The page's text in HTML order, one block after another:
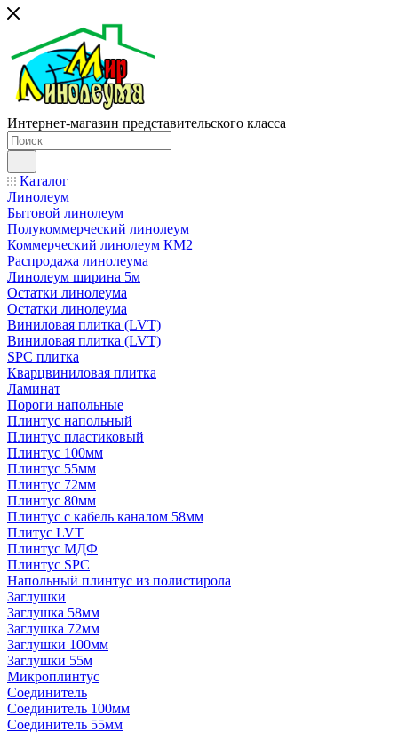
Интернет-магазин представительского класса
Каталог
Линолеум
Бытовой линолеум
Полукоммерческий линолеум
Коммерческий линолеум КМ2
Распродажа линолеума
Линолеум ширина 5м
Остатки линолеума
Остатки линолеума
Виниловая плитка (LVT)
Виниловая плитка (LVT)
SPC плитка
Кварцвиниловая плитка
Ламинат
Пороги напольные
Плинтус напольный
Плинтус пластиковый
Плинтус 100мм
Плинтус 55мм
Плинтус 72мм
Плинтус 80мм
Плинтус с кабель каналом 58мм
Плитус LVT
Плинтус МДФ
Плинтус SPC
Напольный плинтус из полистирола
Заглушки
Заглушка 58мм
Заглушка 72мм
Заглушки 100мм
Заглушки 55м
Микроплинтус
Соединитель
Соединитель 100мм
Соединитель 55мм